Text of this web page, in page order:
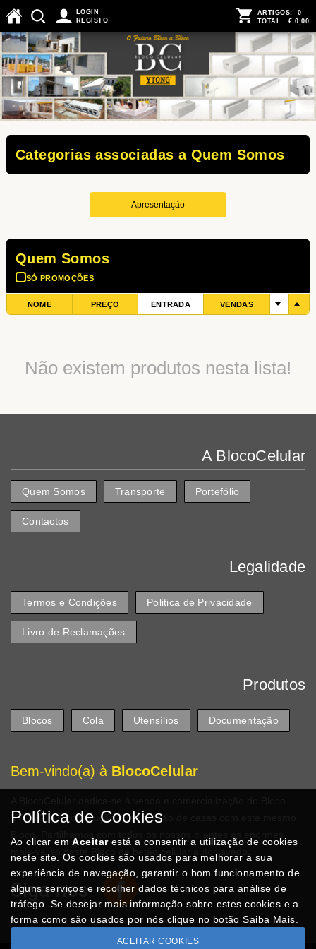
LOGIN
REGISTO
ARTIGOS: 0
TOTAL: € 0,00
Menu Produtos
Categorias associadas a Quem Somos
Apresentação
Quem Somos
SÓ PROMOÇÕES
NOME PREÇO ENTRADA VENDAS
Não existem produtos nesta lista!
A BlocoCelular
Quem Somos Transporte Portefólio
Contactos
Legalidade
Termos e Condições Politica de Privacidade
Livro de Reclamações
Produtos
Blocos Cola Utensílios Documentação
Bem-vindo(a) à BlocoCelular
YTONGe à construção e renovação de casas com este mesmo
mais-valias deste Bloco de betão celular autoclavado.
Siga-nos
Política de Cookies
Ao clicar emAceitarestá a consentir a utilização de cookies
neste site. Os cookies são usados para melhorar a sua
experiência de navegação, garantir o bom funcionamento de
alguns serviços e recolher dados técnicos para análise de
tráfego. Se desejar mais informação sobre estes cookies e a
forma como são usados por nós clique no botão Saiba Mais.
ACEITAR COOKIES